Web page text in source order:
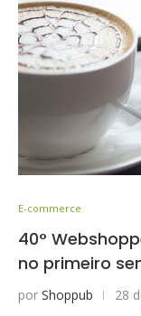
E-commerce
40°
no primeiro
por Shoppub 28